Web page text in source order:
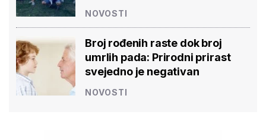
NOVOSTI
Broj rođenih raste dok broj
umrlih pada: Prirodni prirast
svejedno je negativan
NOVOSTI